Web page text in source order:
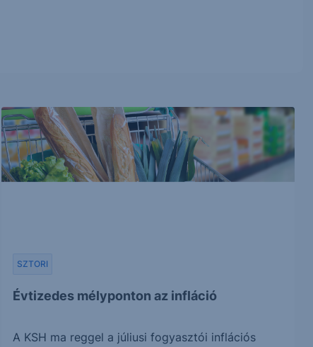
Évtizedes mélyponton az infláció
SZTORI
A KSH ma reggel a júliusi fogyasztói inflációs